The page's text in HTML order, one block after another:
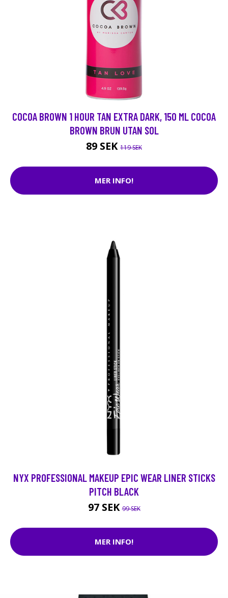
COCOA BROWN 1 HOUR TAN EXTRA DARK, 150 ML COCOA
BROWN BRUN UTAN SOL
89 SEK 119 SEK
MER INFO!
NYX PROFESSIONAL MAKEUP EPIC WEAR LINER STICKS
PITCH BLACK
97 SEK99 SEK
MER INFO!